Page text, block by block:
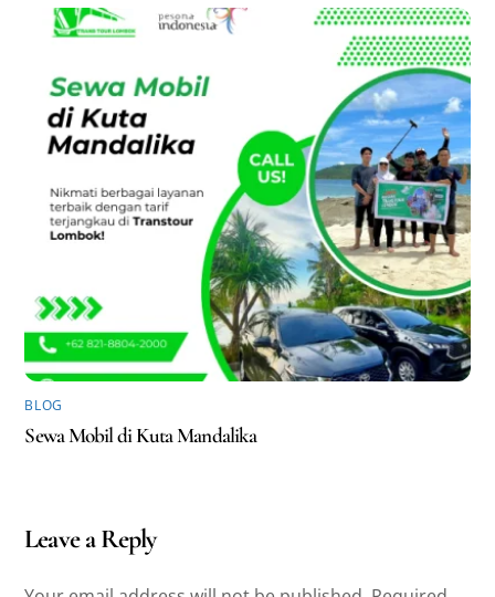
BLOG
Sewa Mobil di Kuta Mandalika
Leave a Reply